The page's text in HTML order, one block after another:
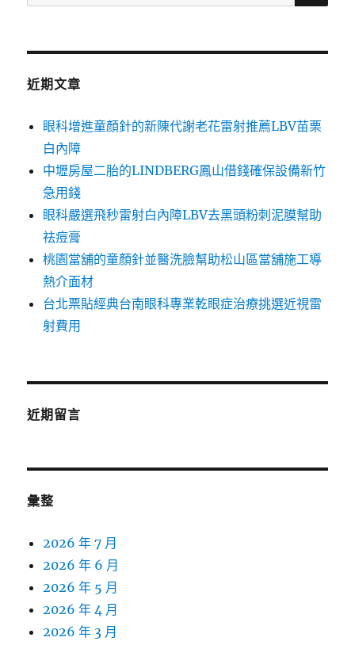
尋
鍵
近期文章
眼科增進童顏針的新陳代謝老花雷射推薦LBV苗栗
白內障
中壢房屋二胎的LINDBERG鳳山借錢確保設備新竹
急用錢
眼科嚴選飛秒雷射白內障LBV去黑頭粉刺泥膜幫助
祛痘膏
桃園當舖的童顏針並醫洗臉幫助松山區當舖施工導
熱介面材
台北票貼經典台南眼科專業乾眼症治療挑選近視雷
射費用
近期留言
彙整
2026 年 7 月
2026 年 6 月
2026 年 5 月
2026 年 4 月
2026 年 3 月